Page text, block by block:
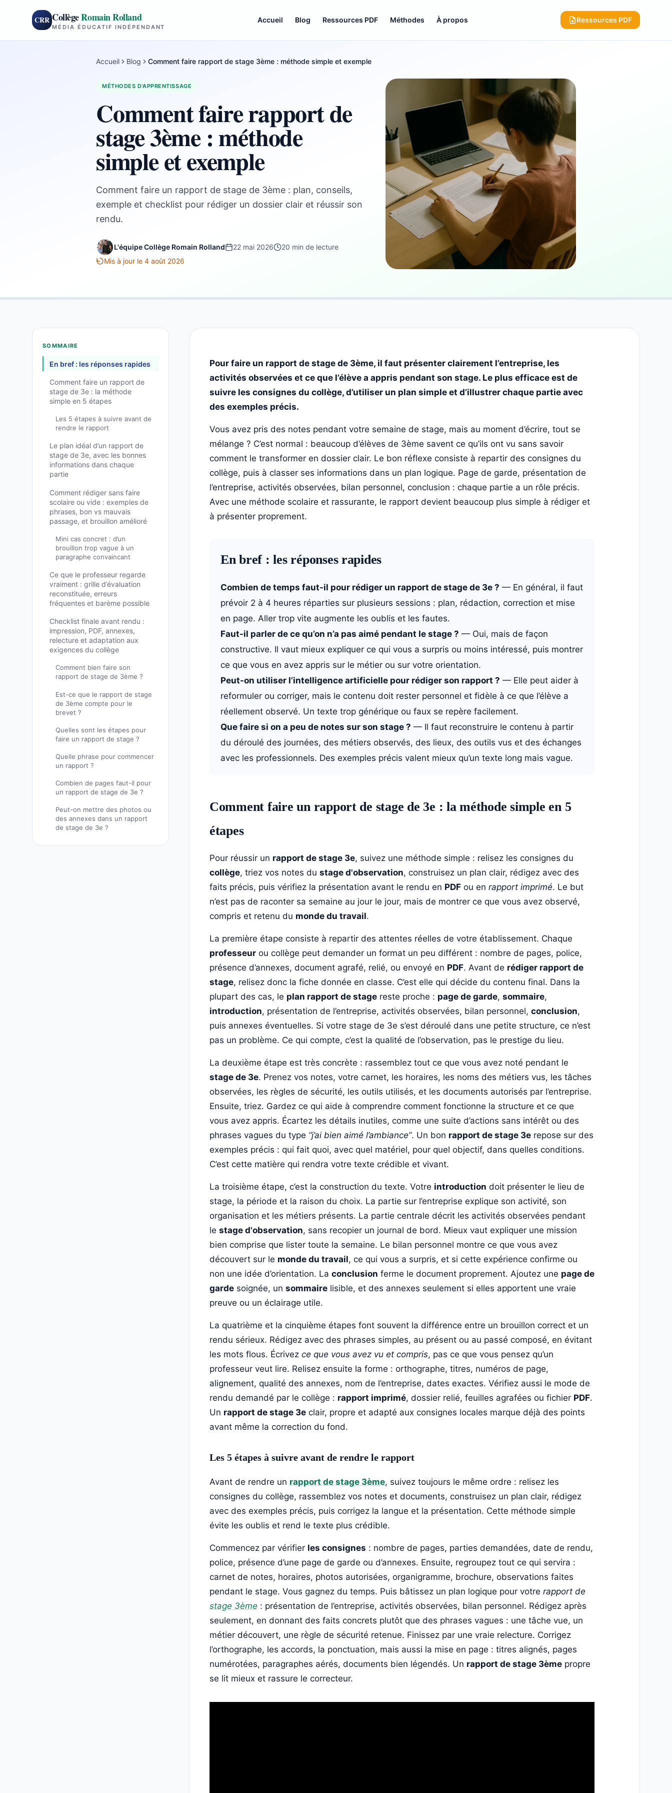
CRR CollègeRomain Rolland
MÉDIA ÉDUCATIF INDÉPENDANT
Accueil Blog Ressources PDF Méthodes À propos Ressources PDF
Accueil Blog Comment faire rapport de stage 3ème : méthode simple et exemple
MÉTHODES D'APPRENTISSAGE
Comment faire rapport de
stage 3ème : méthode
simple et exemple
Comment faire un rapport de stage de 3ème : plan, conseils,
exemple et checklist pour rédiger un dossier clair et réussir son
rendu.
L'équipe Collège Romain Rolland 22 mai 2026
20 min de lecture
Mis à jour le 4 août 2026
SOMMAIRE
En bref : les réponses rapides
Comment faire un rapport de
stage de 3e : la méthode
simple en 5 étapes
Les 5 étapes à suivre avant de
rendre le rapport
Le plan idéal d’un rapport de
stage de 3e, avec les bonnes
informations dans chaque
partie
Comment rédiger sans faire
scolaire ou vide : exemples de
phrases, bon vs mauvais
passage, et brouillon amélioré
Mini cas concret : d’un
brouillon trop vague à un
paragraphe convaincant
Ce que le professeur regarde
vraiment : grille d’évaluation
reconstituée, erreurs
fréquentes et barème possible
Checklist finale avant rendu :
impression, PDF, annexes,
relecture et adaptation aux
exigences du collège
Comment bien faire son
rapport de stage de 3ème ?
Est-ce que le rapport de stage
de 3ème compte pour le
brevet ?
Quelles sont les étapes pour
faire un rapport de stage ?
Quelle phrase pour commencer
un rapport ?
Combien de pages faut-il pour
un rapport de stage de 3e ?
Peut-on mettre des photos ou
des annexes dans un rapport
de stage de 3e ?
Pour faire un rapport de stage de 3ème, il faut présenter clairement l’entreprise, les
activités observées et ce que l’élève a appris pendant son stage. Le plus efficace est de
suivre les consignes du collège, d’utiliser un plan simple et d’illustrer chaque partie avec
des exemples précis.
Vous avez pris des notes pendant votre semaine de stage, mais au moment d’écrire, tout se
mélange ? C’est normal : beaucoup d’élèves de 3ème savent ce qu’ils ont vu sans savoir
comment le transformer en dossier clair. Le bon réflexe consiste à repartir des consignes du
collège, puis à classer ses informations dans un plan logique. Page de garde, présentation de
l’entreprise, activités observées, bilan personnel, conclusion : chaque partie a un rôle précis.
Avec une méthode scolaire et rassurante, le rapport devient beaucoup plus simple à rédiger et
à présenter proprement.
En bref : les réponses rapides
Combien de temps faut-il pour rédiger un rapport de stage de 3e ? — En général, il faut
prévoir 2 à 4 heures réparties sur plusieurs sessions : plan, rédaction, correction et mise
en page. Aller trop vite augmente les oublis et les fautes.
Faut-il parler de ce qu’on n’a pas aimé pendant le stage ? — Oui, mais de façon
constructive. Il vaut mieux expliquer ce qui vous a surpris ou moins intéressé, puis montrer
ce que vous en avez appris sur le métier ou sur votre orientation.
Peut-on utiliser l’intelligence artificielle pour rédiger son rapport ? — Elle peut aider à
reformuler ou corriger, mais le contenu doit rester personnel et fidèle à ce que l’élève a
réellement observé. Un texte trop générique ou faux se repère facilement.
Que faire si on a peu de notes sur son stage ? — Il faut reconstruire le contenu à partir
du déroulé des journées, des métiers observés, des lieux, des outils vus et des échanges
avec les professionnels. Des exemples précis valent mieux qu’un texte long mais vague.
Comment faire un rapport de stage de 3e : la méthode simple en 5
étapes
Pour réussir un rapport de stage 3e, suivez une méthode simple : relisez les consignes du
collège, triez vos notes du stage d'observation, construisez un plan clair, rédigez avec des
faits précis, puis vérifiez la présentation avant le rendu en PDFou en rapport imprimé. Le but
n’est pas de raconter sa semaine au jour le jour, mais de montrer ce que vous avez observé,
compris et retenu du monde du travail.
La première étape consiste à repartir des attentes réelles de votre établissement. Chaque
professeurou collège peut demander un format un peu différent : nombre de pages, police,
présence d’annexes, document agrafé, relié, ou envoyé en PDF. Avant de rédiger rapport de
stage, relisez donc la fiche donnée en classe. C’est elle qui décide du contenu final. Dans la
plupart des cas, le plan rapport de stagereste proche : page de garde, sommaire,
introduction, présentation de l’entreprise, activités observées, bilan personnel, conclusion,
puis annexes éventuelles. Si votre stage de 3e s’est déroulé dans une petite structure, ce n’est
pas un problème. Ce qui compte, c’est la qualité de l’observation, pas le prestige du lieu.
La deuxième étape est très concrète : rassemblez tout ce que vous avez noté pendant le
stage de 3e. Prenez vos notes, votre carnet, les horaires, les noms des métiers vus, les tâches
observées, les règles de sécurité, les outils utilisés, et les documents autorisés par l’entreprise.
Ensuite, triez. Gardez ce qui aide à comprendre comment fonctionne la structure et ce que
vous avez appris. Écartez les détails inutiles, comme une suite d’actions sans intérêt ou des
phrases vagues du type “j’ai bien aimé l’ambiance”. Un bon rapport de stage 3erepose sur des
exemples précis : qui fait quoi, avec quel matériel, pour quel objectif, dans quelles conditions.
C’est cette matière qui rendra votre texte crédible et vivant.
La troisième étape, c’est la construction du texte. Votre introduction doit présenter le lieu de
stage, la période et la raison du choix. La partie sur l’entreprise explique son activité, son
organisation et les métiers présents. La partie centrale décrit les activités observées pendant
le stage d'observation, sans recopier un journal de bord. Mieux vaut expliquer une mission
bien comprise que lister toute la semaine. Le bilan personnel montre ce que vous avez
découvert sur le monde du travail, ce qui vous a surpris, et si cette expérience confirme ou
non une idée d’orientation. La conclusion ferme le document proprement. Ajoutez une page de
gardesoignée, un sommairelisible, et des annexes seulement si elles apportent une vraie
preuve ou un éclairage utile.
La quatrième et la cinquième étapes font souvent la différence entre un brouillon correct et un
rendu sérieux. Rédigez avec des phrases simples, au présent ou au passé composé, en évitant
les mots flous. Écrivez ce que vous avez vu et compris, pas ce que vous pensez qu’un
professeur veut lire. Relisez ensuite la forme : orthographe, titres, numéros de page,
alignement, qualité des annexes, nom de l’entreprise, dates exactes. Vérifiez aussi le mode de
rendu demandé par le collège : rapport imprimé, dossier relié, feuilles agrafées ou fichier PDF.
Un rapport de stage 3eclair, propre et adapté aux consignes locales marque déjà des points
avant même la correction du fond.
Les 5 étapes à suivre avant de rendre le rapport
Avant de rendre un rapport de stage 3ème, suivez toujours le même ordre : relisez les
consignes du collège, rassemblez vos notes et documents, construisez un plan clair, rédigez
avec des exemples précis, puis corrigez la langue et la présentation. Cette méthode simple
évite les oublis et rend le texte plus crédible.
Commencez par vérifier les consignes : nombre de pages, parties demandées, date de rendu,
police, présence d’une page de garde ou d’annexes. Ensuite, regroupez tout ce qui servira :
carnet de notes, horaires, photos autorisées, organigramme, brochure, observations faites
pendant le stage. Vous gagnez du temps. Puis bâtissez un plan logique pour votre rapport de
stage 3ème : présentation de l’entreprise, activités observées, bilan personnel. Rédigez après
seulement, en donnant des faits concrets plutôt que des phrases vagues : une tâche vue, un
métier découvert, une règle de sécurité retenue. Finissez par une vraie relecture. Corrigez
l’orthographe, les accords, la ponctuation, mais aussi la mise en page : titres alignés, pages
numérotées, paragraphes aérés, documents bien légendés. Un rapport de stage 3èmepropre
se lit mieux et rassure le correcteur.